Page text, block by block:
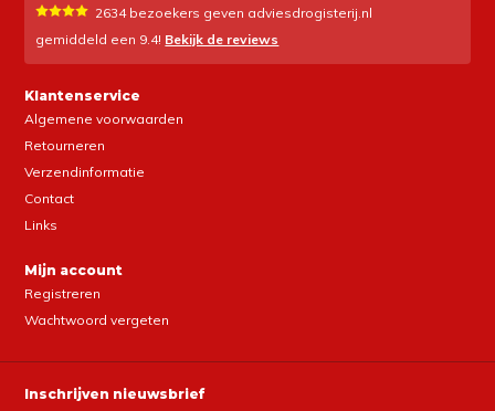
2634bezoekers geven adviesdrogisterij.nl
gemiddeld een 9.4! Bekijk de reviews
Klantenservice
Algemene voorwaarden
Retourneren
Verzendinformatie
Contact
Links
Mijn account
Registreren
Wachtwoord vergeten
Inschrijven nieuwsbrief